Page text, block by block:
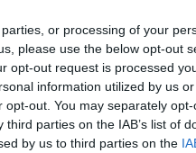
or processing of your
please use the below opt-out
opt-out request is processed
information utilized by us
out. You may separately
parties on the IAB’s list of
by us to third parties on the
én bezárja két fizikai
írja a The Verge.
a kaliforniai Los